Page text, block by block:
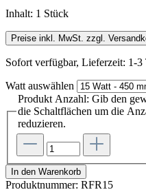
Inhalt: 1 Stück
Preise inkl. MwSt. zzgl.
Sofort verfügbar, Lieferzeit: 1-3
Watt auswählen
Produkt Anzahl: Gib den
die Schaltflächen um die
reduzieren.
In den Warenkorb
Produktnummer: RFR15